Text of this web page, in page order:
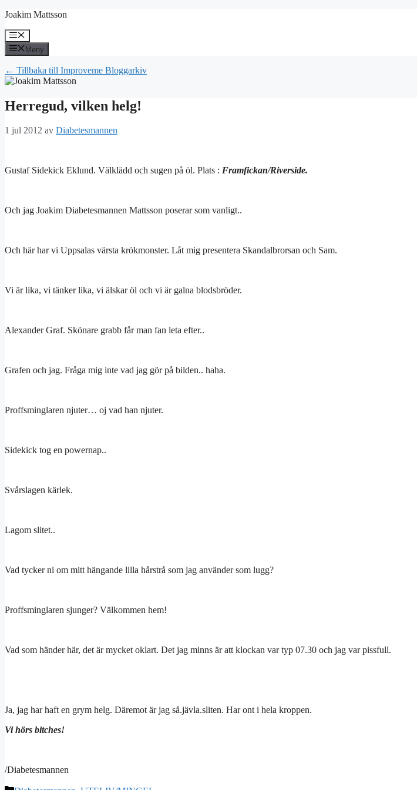
Hoppa
innehåll
Joakim Mattsson
Meny
Meny
← Tillbaka till Improveme Bloggarkiv
Herregud, vilken helg!
1 jul 2012 av Diabetesmannen
Gustaf Sidekick Eklund. Välklädd och sugen på öl. Plats : Framfickan/Riverside.
Och jag Joakim Diabetesmannen Mattsson poserar som vanligt..
Och här har vi Uppsalas värsta krökmonster. Låt mig presentera Skandalbrorsan och Sam.
Vi är lika, vi tänker lika, vi älskar öl och vi är galna blodsbröder.
Alexander Graf. Skönare grabb får man fan leta efter..
Grafen och jag. Fråga mig inte vad jag gör på bilden.. haha.
Proffsminglaren njuter… oj vad han njuter.
Sidekick tog en powernap..
Svårslagen kärlek.
Lagom slitet..
Vad tycker ni om mitt hängande lilla hårstrå som jag använder som lugg?
Proffsminglaren sjunger? Välkommen hem!
Vad som händer här, det är mycket oklart. Det jag minns är att klockan var typ 07.30 och jag var pissfull.
Ja, jag har haft en grym helg. Däremot är jag så.jävla.sliten. Har ont i hela kroppen.
Vi hörs bitches!
/Diabetesmannen